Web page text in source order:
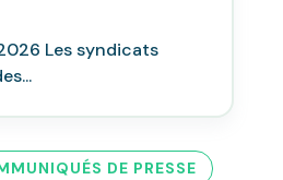
Les syndicats
DE PRESSE